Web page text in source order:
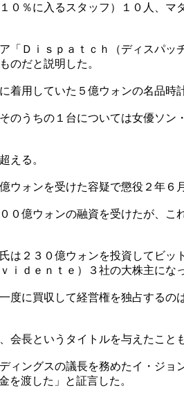
％に入るスタッフ）１０人、
Ｄｉｓｐａｔｃｈ（ディスパ
のだと説明した。
用していた５億ウォンの名品時
うちの１台については女優ソ
える。
ォンを受けた容疑で懲役２年６
億ウォンの融資を受けたが、
２３０億ウォンを投資してビ
ｄｅｎｔｅ）３社の大株主にな
に買収して経営権を独占する
長というタイトルを与えたこと
ングスの議長を務めたイ・ジ
を渡した」と証言した。